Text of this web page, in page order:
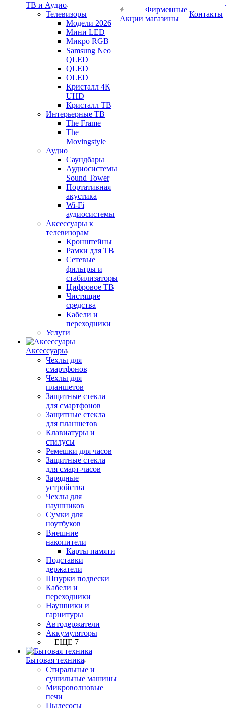
ТВ и Аудио
Телевизоры
Модели 2026
Мини LED
Микро RGB
Samsung Neo
QLED
QLED
OLED
Кристалл 4К
UHD
Кристалл ТВ
Интерьерные ТВ
The Frame
The
Movingstyle
Аудио
Саундбары
Аудиосистемы
Sound Tower
Портативная
акустика
Wi-Fi
аудиосистемы
Аксессуары к
телевизорам
Кронштейны
Рамки для ТВ
Сетевые
фильтры и
стабилизаторы
Цифровое ТВ
Чистящие
средства
Кабели и
переходники
Услуги
Аксессуары
Чехлы для
смартфонов
Чехлы для
планшетов
Защитные стекла
для смартфонов
Защитные стекла
для планшетов
Клавиатуры и
стилусы
Ремешки для часов
Защитные стекла
для смарт-часов
Зарядные
устройства
Чехлы для
наушников
Сумки для
ноутбуков
Внешние
накопители
Карты памяти
Подставки
держатели
Шнурки подвески
Кабели и
переходники
Наушники и
гарнитуры
Автодержатели
Аккумуляторы
+ ЕЩЕ 7
Бытовая техника
Стиральные и
сушильные машины
Микроволновые
печи
Пылесосы
Акции
Фирменные
магазины
Контакты